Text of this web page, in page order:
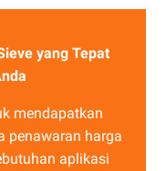
yang Tepat
mendapatkan
penawaran harga
aplikasi